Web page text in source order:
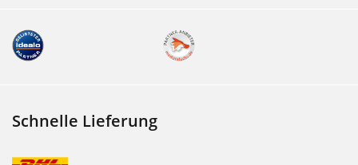
Schnelle Lieferung